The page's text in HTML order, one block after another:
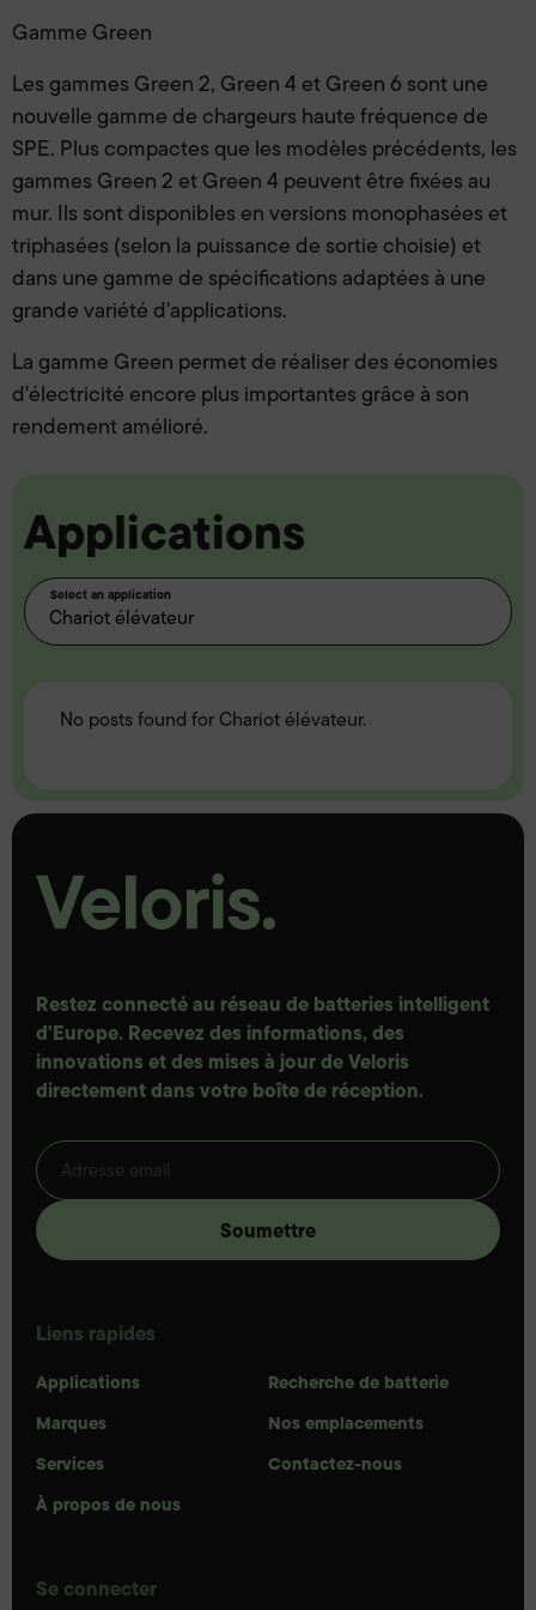
Gamme Green
Les gammes Green 2, Green 4 et Green 6 sont une
nouvelle gamme de chargeurs haute fréquence de
SPE. Plus compactes que les modèles précédents, les
gammes Green 2 et Green 4 peuvent être fixées au
mur. Ils sont disponibles en versions monophasées et
triphasées (selon la puissance de sortie choisie) et
dans une gamme de spécifications adaptées à une
grande variété d'applications.
La gamme Green permet de réaliser des économies
d'électricité encore plus importantes grâce à son
rendement amélioré.
Applications
Select an application
No posts found for Chariot élévateur.
Restez connecté au réseau de batteries intelligent
d'Europe. Recevez des informations, des
innovations et des mises à jour de Veloris
directement dans votre boîte de réception.
Liens rapides
Applications
Marques
Services
À propos de nous
Recherche de batterie
Nos emplacements
Contactez-nous
Se connecter